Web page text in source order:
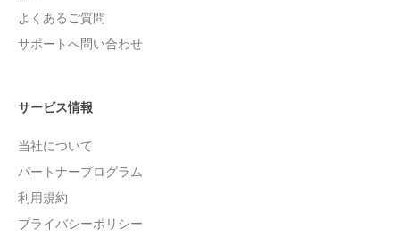
よくあるご質問
サポートへ問い合わせ
サービス情報
当社について
パートナープログラム
利用規約
プライバシーポリシー